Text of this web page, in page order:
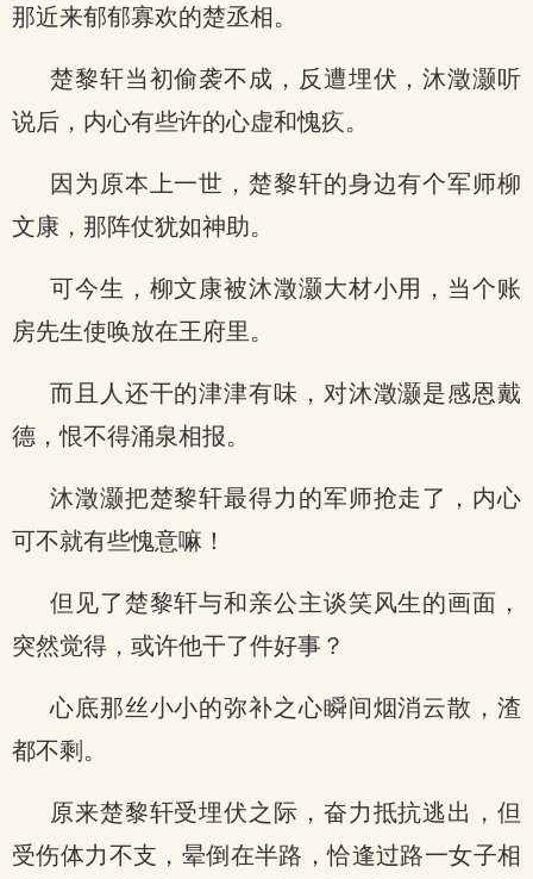
那近来郁郁寡欢的楚丞相。
楚黎轩当初偷袭不成，反遭埋伏，沐澂灏听
说后，内心有些许的心虚和愧疚。
因为原本上一世，楚黎轩的身边有个军师柳
文康，那阵仗犹如神助。
可今生，柳文康被沐澂灏大材小用，当个账
房先生使唤放在王府里。
而且人还干的津津有味，对沐澂灏是感恩戴
德，恨不得涌泉相报。
沐澂灏把楚黎轩最得力的军师抢走了，内心
可不就有些愧意嘛！
但见了楚黎轩与和亲公主谈笑风生的画面，
突然觉得，或许他干了件好事？
心底那丝小小的弥补之心瞬间烟消云散，渣
都不剩。
原来楚黎轩受埋伏之际，奋力抵抗逃出，但
受伤体力不支，晕倒在半路，恰逢过路一女子相